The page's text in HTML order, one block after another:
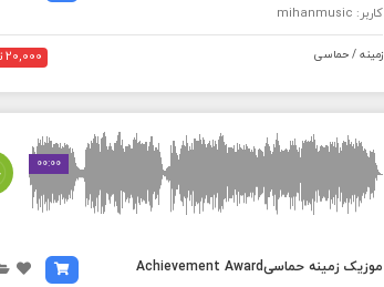
کاربر: mihanmusic
زمینه / حماسی 20,000 تومان
00:00
MEDIA_ELEMENT_ERROR: Empty src attribute
موزیک زمینه حماسیAchievement Award